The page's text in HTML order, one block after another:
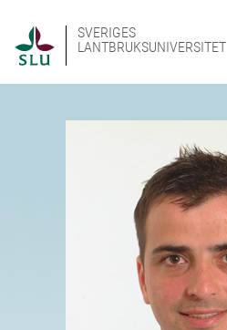
SVERIGES
LANTBRUKSUNIVERSITET